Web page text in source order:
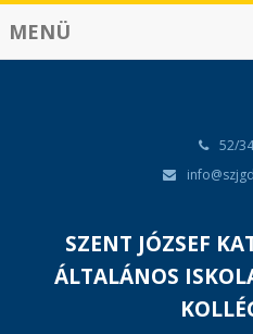
MENÜ
52/
SZENT JÓZSEF
ÁLTALÁNOS